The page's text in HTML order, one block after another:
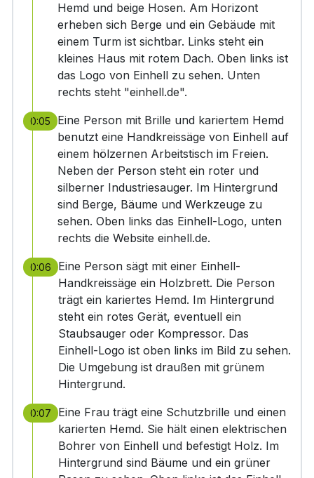
Hemd und beige Hosen. Am Horizont
erheben sich Berge und ein Gebäude mit
einem Turm ist sichtbar. Links steht ein
kleines Haus mit rotem Dach. Oben links ist
das Logo von Einhell zu sehen. Unten
rechts steht "einhell.de".
0:05
Eine Person mit Brille und kariertem Hemd
benutzt eine Handkreissäge von Einhell auf
einem hölzernen Arbeitstisch im Freien.
Neben der Person steht ein roter und
silberner Industriesauger. Im Hintergrund
sind Berge, Bäume und Werkzeuge zu
sehen. Oben links das Einhell-Logo, unten
rechts die Website einhell.de.
0:06
Eine Person sägt mit einer Einhell-
Handkreissäge ein Holzbrett. Die Person
trägt ein kariertes Hemd. Im Hintergrund
steht ein rotes Gerät, eventuell ein
Staubsauger oder Kompressor. Das
Einhell-Logo ist oben links im Bild zu sehen.
Die Umgebung ist draußen mit grünem
Hintergrund.
0:07
Eine Frau trägt eine Schutzbrille und einen
karierten Hemd. Sie hält einen elektrischen
Bohrer von Einhell und befestigt Holz. Im
Hintergrund sind Bäume und ein grüner